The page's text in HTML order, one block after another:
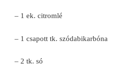
– 1 ek. citromlé
– 1 csapott tk. szódabikarbóna
– 2 tk. só